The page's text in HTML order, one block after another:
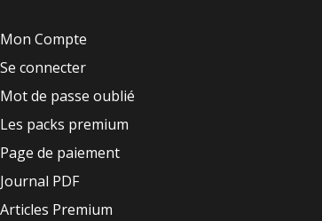
Mon Compte
Se connecter
Mot de passe oublié
Les packs premium
Page de paiement
Journal PDF
Articles Premium